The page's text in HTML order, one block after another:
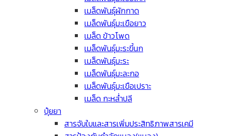
เมล็ดพันธุ์ผักกาด
เมล็ดพันธุ์มะเขือยาว
เมล็ด ข้าวโพด
เมล็ดพันธุ์มะระขี้นก
เมล็ดพันธุ์มะระ
เมล็ดพันธุ์มะละกอ
เมล็ดพันธุ์มะเขือเปราะ
เมล็ด กะหล่ำปลี
ปุ๋ยยา
สารจับใบและสารเพิ่มประสิทธิภาพสารเคมี